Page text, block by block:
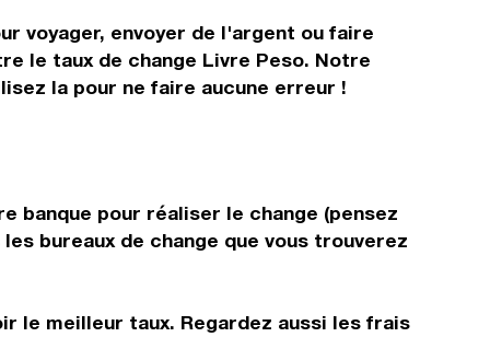
voyager, envoyer de l'argent ou faire
le taux de change Livre Peso. Notre
la pour ne faire aucune erreur !
banque pour réaliser le change (pensez
bureaux de change que vous trouverez
le meilleur taux. Regardez aussi les frais